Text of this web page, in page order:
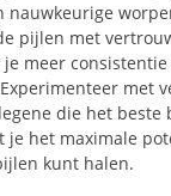
nauwkeurige
pijlen met
meer
met
die het beste
je het maximale
kunt halen.